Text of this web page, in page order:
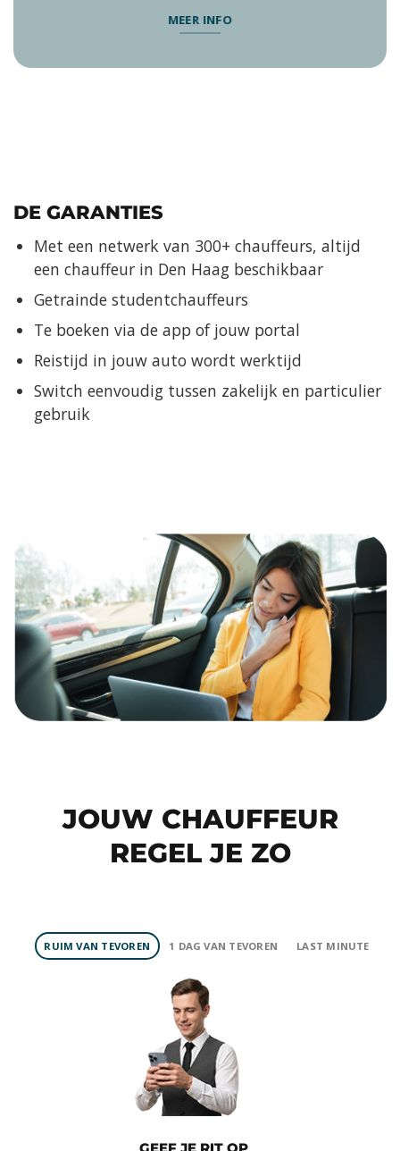
MEER INFO
DE GARANTIES
Met een netwerk van 300+ chauffeurs, altijd
een chauffeur in Den Haag beschikbaar
Getrainde studentchauffeurs
Te boeken via de app of jouw portal
Reistijd in jouw auto wordt werktijd
Switch eenvoudig tussen zakelijk en particulier
gebruik
JOUW CHAUFFEUR
REGEL JE ZO
RUIM VAN TEVOREN 1 DAG VAN TEVOREN LAST MINUTE